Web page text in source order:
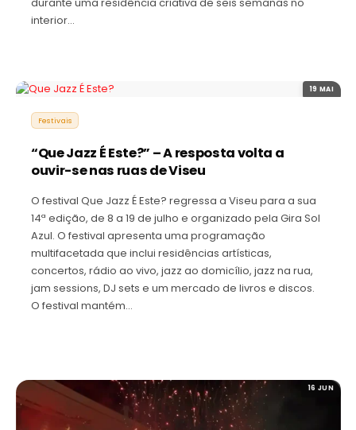
interior…
19 MAI
Festivais
“Que Jazz É Este?” – A resposta volta a
ouvir-se nas ruas de Viseu
O festival Que Jazz É Este? regressa a Viseu para a sua
14ª edição, de 8 a 19 de julho e organizado pela Gira Sol
Azul. O festival apresenta uma programação
multifacetada que inclui residências artísticas,
concertos, rádio ao vivo, jazz ao domicílio, jazz na rua,
jam sessions, DJ sets e um mercado de livros e discos.
O festival mantém…
16 JUN